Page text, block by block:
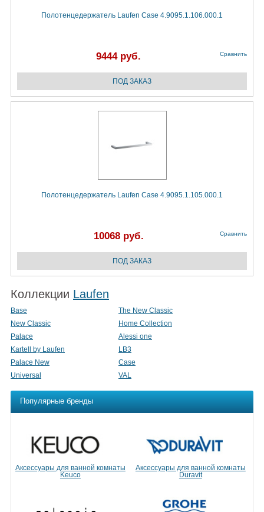
Полотенцедержатель Laufen Case 4.9095.1.106.000.1
9444 руб. Сравнить
Полотенцедержатель Laufen Case 4.9095.1.105.000.1
10068 руб. Сравнить
Коллекции Laufen
Base
The New Classic
New Classic
Home Collection
Palace
Alessi one
Kartell by Laufen
LB3
Palace New
Case
Universal
VAL
Популярные бренды
Аксессуары для ванной комнаты
Keuco
Аксессуары для ванной комнаты
Duravit